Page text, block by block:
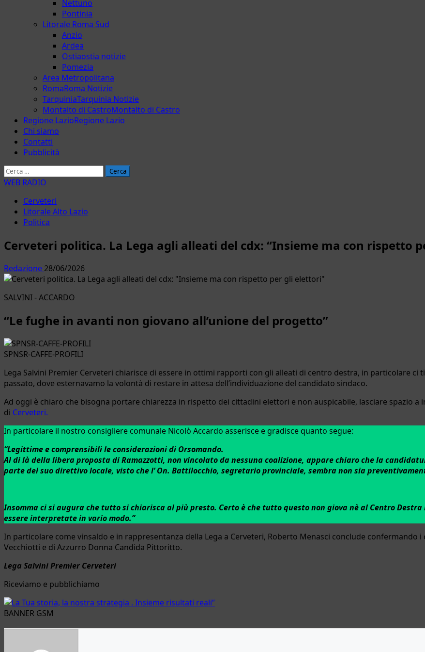
Nettuno
Pontinia
Litorale Roma Sud
Anzio
Ardea
Ostiaostia notizie
Pomezia
Area Metropolitana
RomaRoma Notizie
TarquiniaTarquinia Notizie
Montalto di CastroMontalto di Castro
Regione LazioRegione Lazio
Chi siamo
Contatti
Pubblicità
Ricerca
per:
WEB RADIO
Cerveteri
Litorale Alto Lazio
Politica
Cerveteri politica. La Lega agli alleati del cdx: “Insieme ma con rispetto
Redazione 28/06/2026
SALVINI - ACCARDO
“Le fughe in avanti non giovano all’unione del progetto”
SPNSR-CAFFE-PROFILI
Lega Salvini Premier Cerveteri chiarisce di essere in ottimi rapporti con gli alleati di centro destra, in particolare
passato, dove esternavamo la volontà di restare in attesa dell’individuazione del candidato sindaco.
Ad oggi è chiaro che bisogna portare chiarezza in rispetto dei cittadini elettori e non auspicabile, lasciare spazio
di Cerveteri.
In particolare il nostro consigliere comunale Nicolò Accardo asserisce e gradisce quanto segue:
“Legittime e comprensibili le considerazioni di Orsomando.
Al di là della libera proposta di Ramazzotti, non vincolato da nessuna coalizione, appare chiaro che la
parte del suo direttivo locale, visto che l’ On. Battilocchio, segretario provinciale, sembra non sia
Insomma ci si augura che tutto si chiarisca al più presto. Certo è che tutto questo non giova nè al Centro
essere interpretate in vario modo.”
In particolare come vinsaldo e in rappresentanza della Lega a Cerveteri, Roberto Menasci conclude confermando
Vecchiotti e di Azzurro Donna Candida Pittoritto.
Lega Salvini Premier Cerveteri
Riceviamo e pubblichiamo
BANNER GSM